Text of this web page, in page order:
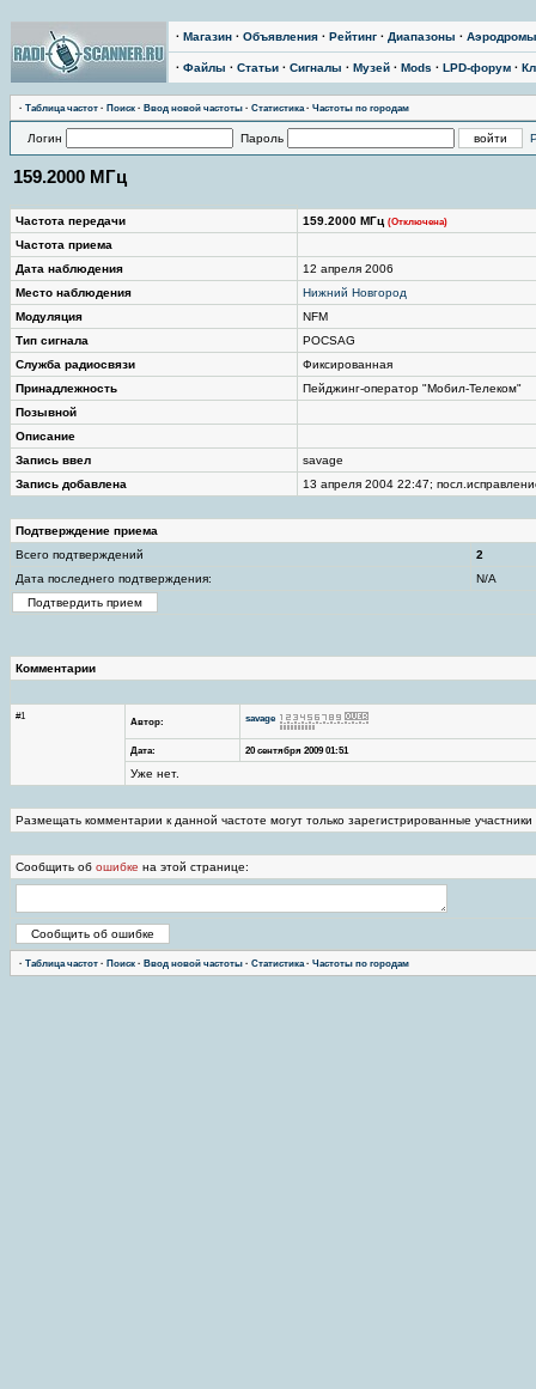
· Магазин · Объявления · Рейтинг · Диапазоны · Аэродромы
· Файлы · Статьи · Сигналы · Музей · Mods · LPD-форум ·
· Таблица частот · Поиск · Ввод новой частоты · Статистика· Частоты по городам
Логин Пароль
159.2000 МГц
Частота передачи 159.2000 МГц (Отключена)
Частота приема
Дата наблюдения
12 апреля 2006
Место наблюдения
Нижний Новгород
Модуляция
NFM
Тип сигнала
POCSAG
Служба радиосвязи
Фиксированная
Принадлежность
Пейджинг-оператор "Мобил-Телеком"
Позывной
Описание
Запись ввел
savage
Запись добавлена
13 апреля 2004 22:47;
Подтверждение приема
Всего подтверждений
2
Дата последнего подтверждения:
N/A
Комментарии
#1 Автор: savage
Дата: 20 сентября 2009 01:51
Уже нет.
Размещать комментарии к данной частоте могут только зарегистрированные
Сообщить об ошибке на этой странице:
· Таблица частот · Поиск · Ввод новой частоты · Статистика· Частоты по городам